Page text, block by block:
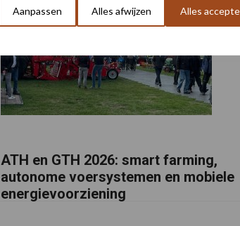
Aanpassen Alles afwijzen Alles
ATH en GTH 2026: smart farming,
autonome voersystemen en mobiele
energievoorziening